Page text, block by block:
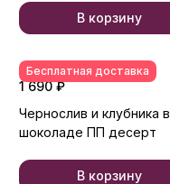
В корзину
Бесплатная доставка
1 690 ₽
Чернослив и клубника в
шоколаде ПП десерт
В корзину